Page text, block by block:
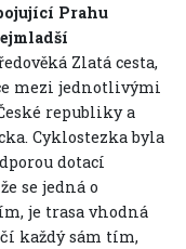
Prahu
Zlatá cesta,
mezi jednotlivými
republiky a
Cyklostezka byla
dotací
se jedná o
je trasa vhodná
každý sám tím,